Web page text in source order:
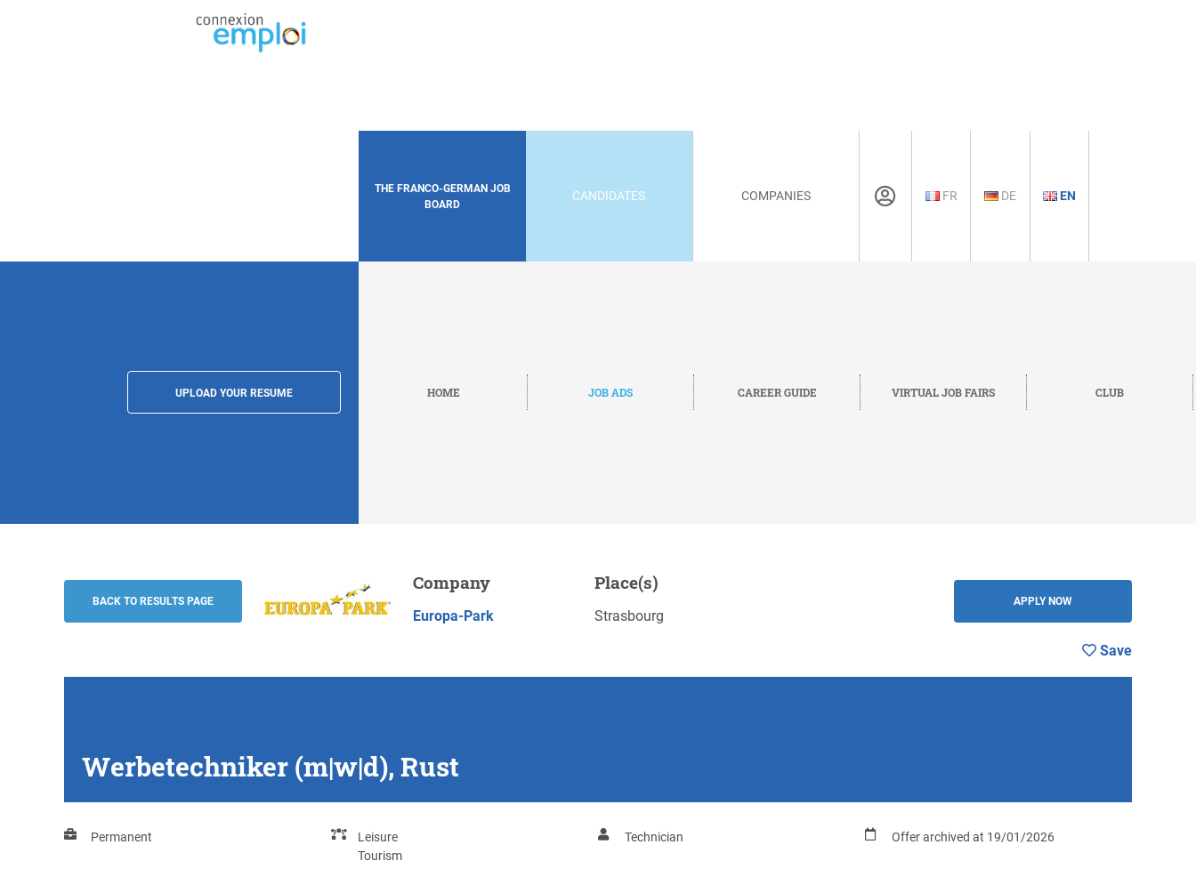
THE FRANCO-GERMAN JOB
BOARD
CANDIDATES COMPANIES FR DE EN
UPLOAD YOUR RESUME HOME JOB ADS CAREER GUIDE VIRTUAL JOB FAIRS CLUB
Europa-Park
APPLY NOW Save
BACK TO RESULTS PAGE
Company
Europa-Park
Place(s)
Strasbourg
APPLY NOW
Save
Werbetechniker (m|w|d), Rust
Permanent
Leisure
Tourism
Technician Offer archived at 19/01/2026